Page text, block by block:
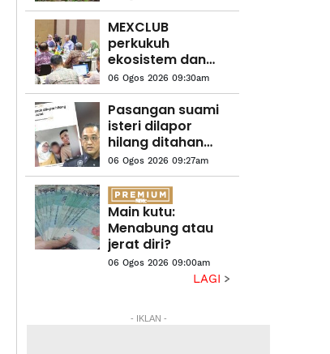
bunuh
MEXCLUB
perkukuh
ekosistem dan
pembangunan
luar bandar
06 Ogos 2026 09:30am
Pasangan suami
isteri dilapor
hilang ditahan
selepas serah diri
06 Ogos 2026 09:27am
Main kutu:
Menabung atau
jerat diri?
06 Ogos 2026 09:00am
LAGI
- IKLAN -